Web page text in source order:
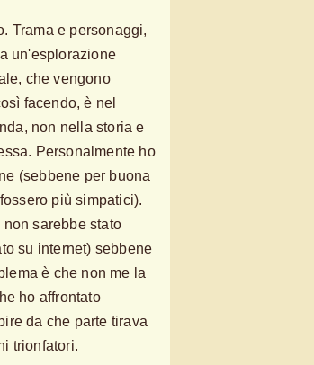
Trama e personaggi,
un'esplorazione
che vengono
facendo, è nel
non nella storia e
Personalmente ho
(sebbene per buona
più simpatici).
sarebbe stato
su internet) sebbene
è che non me la
ho affrontato
da che parte tirava
trionfatori.